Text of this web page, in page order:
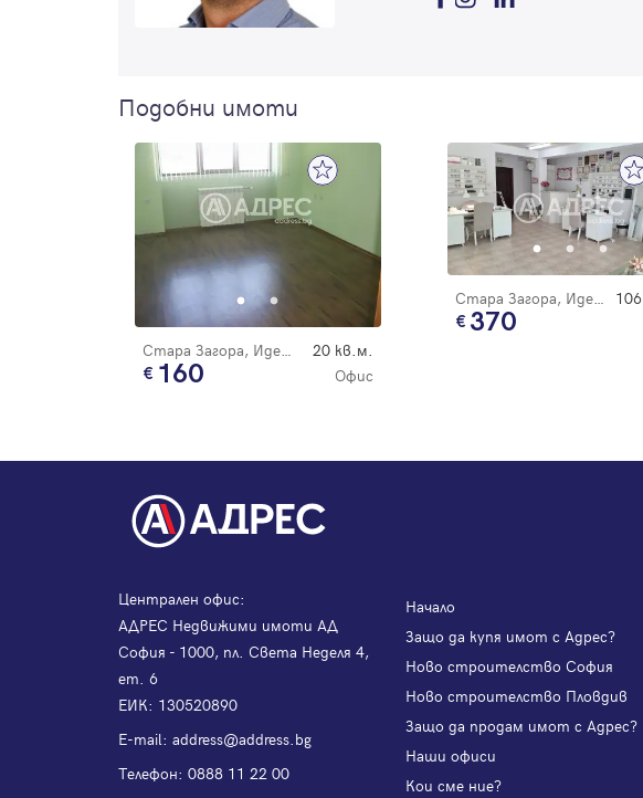
Подобни имоти
Стара Загора, Идеален център 20 кв.м.
160 Офис
Стара Загора, Идеален център
370
Централен офис:
АДРЕС Недвижими имоти АД
София - 1000, пл. Света Неделя 4,
ет. 6
ЕИК: 130520890
Е-mail: address@address.bg
Телефон: 0888 11 22 00
Начало
Защо да купя имот с Адрес?
Ново строителство София
Ново строителство Пловдив
Защо да продам имот с Адрес?
Наши офиси
Кои сме ние?